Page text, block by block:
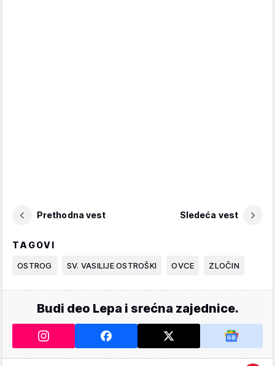
Prethodna vest Sledeća vest
TAGOVI
OSTROG SV. VASILIJE OSTROŠKI OVCE ZLOČIN
Budi deo Lepa i srećna zajednice.